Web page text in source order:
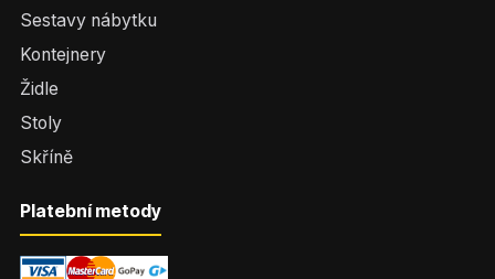
Sestavy nábytku
Kontejnery
Židle
Stoly
Skříně
Platební metody